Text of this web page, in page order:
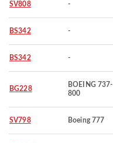
SV808 -
BS342 -
BS342 -
BG228
BOEING 737-
800
SV798 Boeing 777